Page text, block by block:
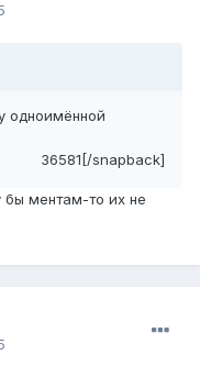
одноимённой
36581[/snapback]
бы ментам-то их не